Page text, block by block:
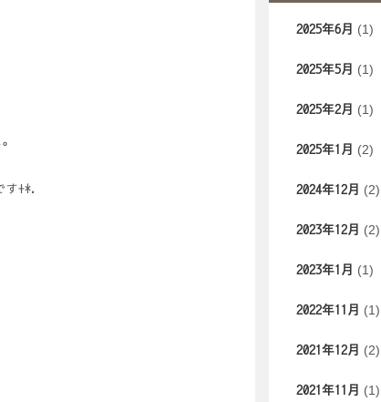
2025年6月 (1)
2025年5月 (1)
2025年2月 (1)
2025年1月 (2)
2024年12月 (2)
2023年12月 (2)
2023年1月 (1)
2022年11月 (1)
2021年12月 (2)
2021年11月 (1)
す+*.